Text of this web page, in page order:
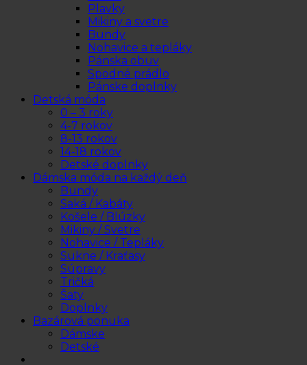
Plavky
Mikiny a svetre
Bundy
Nohavice a tepláky
Pánska obuv
Spodné prádlo
Pánske doplnky
Detská móda
0 – 3 roky
4-7 rokov
8-13 rokov
14-18 rokov
Detské doplnky
Dámska móda na každý deň
Bundy
Saká / Kabáty
Košele / Blúzky
Mikiny / Svetre
Nohavice / Tepláky
Sukne / Kraťasy
Súpravy
Tričká
Šaty
Doplnky
Bazárová ponuka
Dámske
Detské